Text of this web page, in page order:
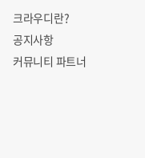
션 “마법요리사 쿠마오
있어 예상보다 방영을
온라인소액중개업자(
떠한 경우라도 연대하
크라우디란?
공지사항
커뮤니티 파트너